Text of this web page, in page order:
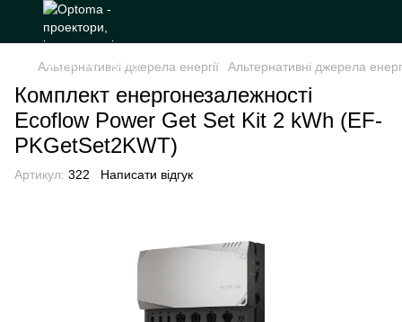
Альтернативні джерела енергії Альтернативні джерела
Комплект енергонезалежності
Ecoflow Power Get Set Kit 2 kWh (EF-
PKGetSet2KWT)
Артикул: 322 Написати відгук